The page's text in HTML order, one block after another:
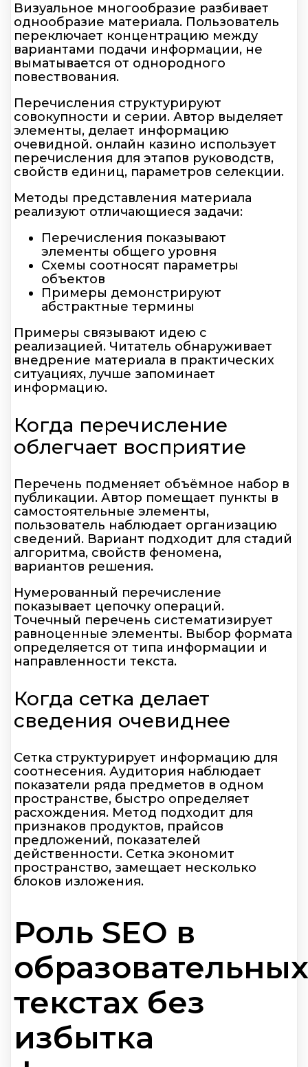
Визуальное многообразие разбивает
однообразие материала. Пользователь
переключает концентрацию между
вариантами подачи информации, не
выматывается от однородного
повествования.
Перечисления структурируют
совокупности и серии. Автор выделяет
элементы, делает информацию
очевидной. онлайн казино использует
перечисления для этапов руководств,
свойств единиц, параметров селекции.
Методы представления материала
реализуют отличающиеся задачи:
Перечисления показывают
элементы общего уровня
Схемы соотносят параметры
объектов
Примеры демонстрируют
абстрактные термины
Примеры связывают идею с
реализацией. Читатель обнаруживает
внедрение материала в практических
ситуациях, лучше запоминает
информацию.
Когда перечисление
облегчает восприятие
Перечень подменяет объёмное набор в
публикации. Автор помещает пункты в
самостоятельные элементы,
пользователь наблюдает организацию
сведений. Вариант подходит для стадий
алгоритма, свойств феномена,
вариантов решения.
Нумерованный перечисление
показывает цепочку операций.
Точечный перечень систематизирует
равноценные элементы. Выбор формата
определяется от типа информации и
направленности текста.
Когда сетка делает
сведения очевиднее
Сетка структурирует информацию для
соотнесения. Аудитория наблюдает
показатели ряда предметов в одном
пространстве, быстро определяет
расхождения. Метод подходит для
признаков продуктов, прайсов
предложений, показателей
действенности. Сетка экономит
пространство, замещает несколько
блоков изложения.
Роль SEO в
образовательных
текстах без
избытка